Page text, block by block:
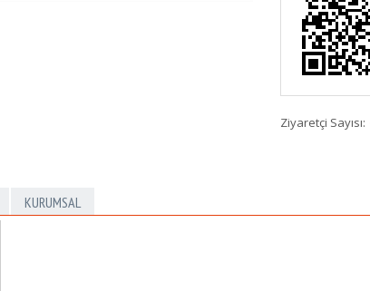
Ziyaretçi Sayısı:
KURUMSAL